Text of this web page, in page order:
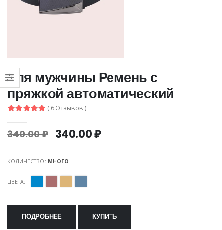
для мужчины Ремень с
пряжкой автоматический
( 6 Отзывов )
340.00 ₽ 340.00 ₽
КОЛИЧЕСТВО: МНОГО
ЦВЕТА:
ПОДРОБНЕЕ КУПИТЬ